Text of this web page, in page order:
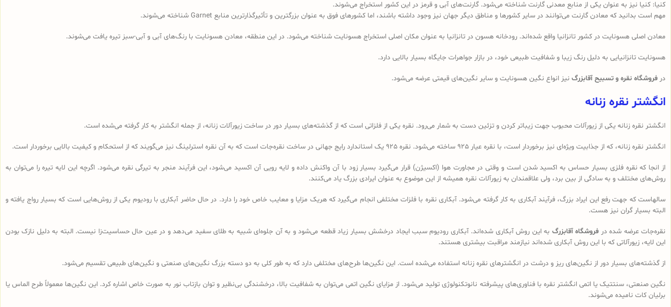
کنیا: کنیا نیز به عنوان یکی از منابع معدنی گارنت شناخته می‌شود. گارنت‌های آبی و قرمز در این کشور استخراج می‌شوند.
مهم است بدانید که معادن گارنت می‌توانند در سایر کشورها و مناطق دیگر جهان نیز وجود داشته باشند، اما کشورهای فوق به عنوان بزرگترین و تأثیرگذارترین منابع Garnet شناخته می‌شوند.
معادن اصلی هسونایت در کشور تانزانیا واقع شده‌اند. رودخانه هسون در تانزانیا به عنوان مکان اصلی استخراج هسونایت شناخته می‌شود. در این منطقه، معادن هسونایت با رنگ‌های آبی و آبی-سبز تیره یافت می‌شوند.
هسونایت تانزانیایی به دلیل رنگ زیبا و شفافیت طبیعی خود، در بازار جواهرات جایگاه بسیار بالایی دارد.
در فروشگاه نقره و تسبیح آقابزرگ نیز انواع نگین هسونایت و سایر نگین‌های قیمتی عرضه می‌شود.
انگشتر نقره زنانه
انگشتر نقره زنانه یکی از زیورآلات محبوب جهت زیباتر کردن و تزئین دست به شمار می‌رود. نقره یکی از فلزاتی است که از گذشته‌های بسیار دور در ساخت زیورآلات زنانه، از جمله انگشتر به کار گرفته می‌شده است.
انگشتر نقره زنانه، که از جذابیت ویژه‌ای نیز برخوردار است، با نقره عیار 925 ساخته می‌شود. نقره 925 یک استاندارد رایج جهانی در ساخت نقره‌جات است که به آن نقره استرلینگ نیز می‌گویند که از استحکام و کیفیت بالایی برخوردار است.
از انجا که نقره فلزی بسیار حساس به اکسید شدن است و وقتی در مجاورت هوا (اکسیژن) قرار می‌گیرد بسیار زود با آن واکنش داده و لایه رویی آن اکسید می‌شود، این فرآیند منجر به تیرگی نقره می‌شود. اگرچه این لایه تیره را می‌توان به
روش‌های مختلف و به سادگی از بین برد، ولی علاقمندان به زیورآلات نقره همیشه از این موضوع به عنوان ایرادی بزرگ یاد می‌کنند.
سالهاست که جهت رفع این ایراد بزرگ، فرآیند آبکاری به کار گرفته می‌شود. آبکاری نقره با فلزات مختلفی انجام می‌گیرد که هریک مزایا و معایب خاص خود را دارد. در حال حاضر آبکاری با رودیوم یکی از روش‌هایی است که بسیار رواج یافته و
البته بسیار گران نیز هست.
نقره‌جات عرضه شده در فروشگاه آقابزرگ به این روش آبکاری شده‌اند. آبکاری رودیوم سبب ایجاد درخشش بسیار زیاد قطعه می‌شود و به آن جلوه‌ای شبیه به طلای سفید می‌دهد و در عین حال حساسیت‌زا نیست. البته به دلیل نازک بودن
این لایه، زیورآلاتی که با این روش آبکاری شده‌اند نیازمند مراقبت بیشتری هستند.
از گذشته‌های بسیار دور از نگین‌های ریز و درشت در انگشترهای نقره زنانه استفاده می‌شده است. این نگین‌ها طرح‌های مختلفی دارد که به طور کلی به دو دسته بزرگ نگین‌های صنعتی و نگین‌های طبیعی تقسیم می‌شود.
نگین صنعتی، سنتتیک یا اتمی انگشتر نقره با فناوری‌های پیشرفته نانوتکنولوژی تولید می‌شود. از مزایای نگین اتمی می‌توان به شفافیت بالا، درخشندگی بی‌نظیر و توان بازتاب نور به صورت خاص اشاره کرد. این نگین‌ها معمولاً طرح الماس یا
برلیان کات نامیده می‌شوند.